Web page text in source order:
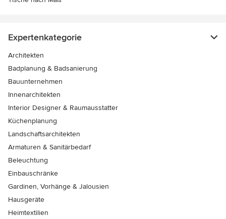
Expertenkategorie
Architekten
Badplanung & Badsanierung
Bauunternehmen
Innenarchitekten
Interior Designer & Raumausstatter
Küchenplanung
Landschaftsarchitekten
Armaturen & Sanitärbedarf
Beleuchtung
Einbauschränke
Gardinen, Vorhänge & Jalousien
Hausgeräte
Heimtextilien